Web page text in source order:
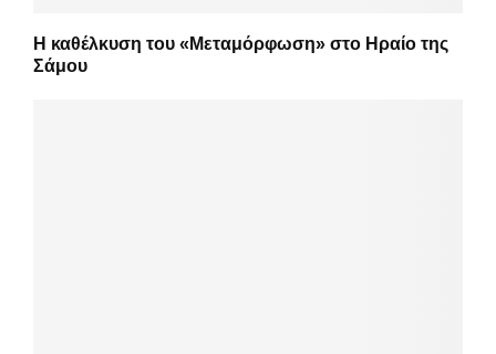
Η καθέλκυση του «Μεταμόρφωση» στο Ηραίο της
Σάμου